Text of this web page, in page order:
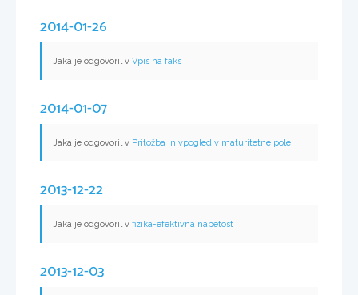
2014-01-26
Jaka je odgovoril v Vpis na faks
2014-01-07
Jaka je odgovoril v Pritožba in vpogled v maturitetne pole
2013-12-22
Jaka je odgovoril v fizika-efektivna napetost
2013-12-03